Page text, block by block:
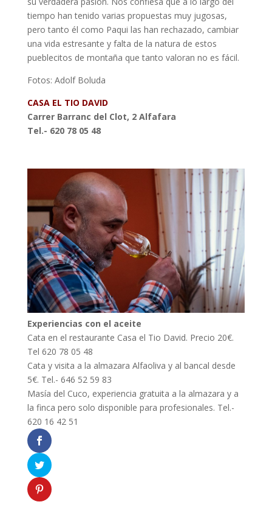
tiempo han tenido varias propuestas muy jugosas,
pero tanto él como Paqui las han rechazado, cambiar
una vida estresante y falta de la natura de estos
pueblecitos de montaña que tanto valoran no es fácil.
Fotos: Adolf Boluda
CASA EL TIO DAVID
Carrer Barranc del Clot, 2 Alfafara
Tel.- 620 78 05 48
Experiencias con el aceite
Cata en el restaurante Casa el Tio David. Precio 20€.
Tel 620 78 05 48
Cata y visita a la almazara Alfaoliva y al bancal desde
5€. Tel.- 646 52 59 83
Masía del Cuco, experiencia gratuita a la almazara y a
la finca pero solo disponible para profesionales. Tel.-
620 16 42 51